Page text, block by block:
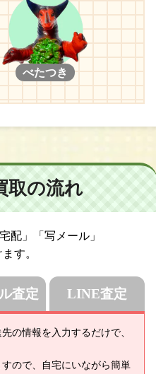
KEEP YOUR
2001 JUAN PABLO
べたつき
取の流れ
配」「写メール」
す。
の情報を入力するだけで、
ので、自宅にいながら簡単
査定 LINE査定